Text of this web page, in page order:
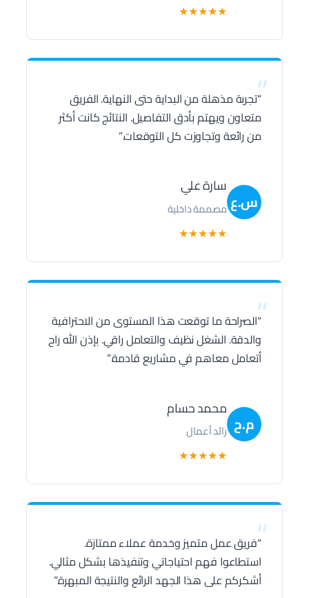
★
★
★
★
★
““تجربة مذهلة من البداية حتى النهاية. الفريق
متعاون ويهتم بأدق التفاصيل. النتائج كانت أكثر
من رائعة وتجاوزت كل التوقعات.”
س.ع
سارة علي
مصممة داخلية
★
★
★
★
★
““الصراحة ما توقعت هذا المستوى من الاحترافية
والدقة. الشغل نظيف والتعامل راقي. بإذن الله راح
أتعامل معاهم في مشاريع قادمة.”
م.ح
محمد حسام
رائد أعمال
★
★
★
★
★
““فريق عمل متميز وخدمة عملاء ممتازة.
استطاعوا فهم احتياجاتي وتنفيذها بشكل مثالي.
أشكركم على هذا الجهد الرائع والنتيجة المبهرة.”